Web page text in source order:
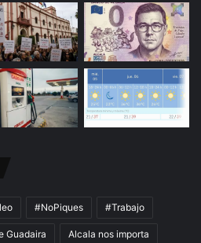
#NoPiques #Trabajo
Guadaira Alcala nos importa